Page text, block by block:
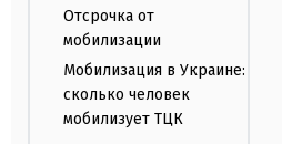
Отсрочка от
мобилизации
Мобилизация в Украине:
сколько человек
мобилизует ТЦК